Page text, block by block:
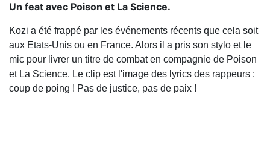
Un feat avec Poison et La Science.
Kozi a été frappé par les événements récents que cela soit
aux Etats-Unis ou en France. Alors il a pris son stylo et le
mic pour livrer un titre de combat en compagnie de Poison
et La Science. Le clip est l'image des lyrics des rappeurs :
coup de poing ! Pas de justice, pas de paix !